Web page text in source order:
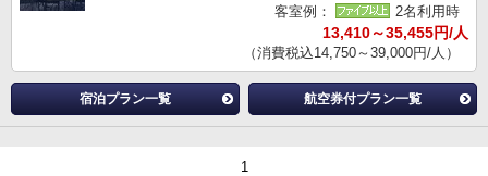
客室例：
2名利用時
13,410～35,455円/人
（消費税込14,750～39,000円/人）
宿泊プラン一覧 航空券付プラン一覧
1